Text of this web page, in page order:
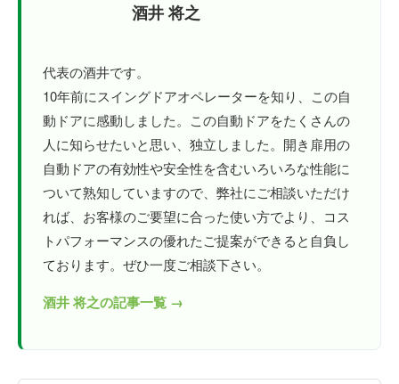
酒井 将之
代表の酒井です。
10年前にスイングドアオペレーターを知り、この自
動ドアに感動しました。この自動ドアをたくさんの
人に知らせたいと思い、独立しました。開き扉用の
自動ドアの有効性や安全性を含むいろいろな性能に
ついて熟知していますので、弊社にご相談いただけ
れば、お客様のご要望に合った使い方でより、コス
トパフォーマンスの優れたご提案ができると自負し
ております。ぜひ一度ご相談下さい。
酒井 将之の記事一覧 →